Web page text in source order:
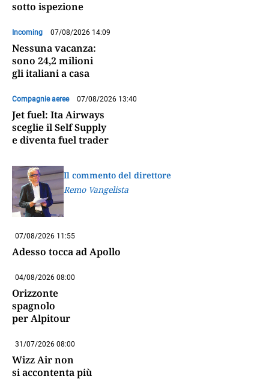
sotto ispezione
Incoming 07/08/2026 14:09
Nessuna vacanza:
sono 24,2 milioni
gli italiani a casa
Compagnie aeree 07/08/2026 13:40
Jet fuel: Ita Airways
sceglie il Self Supply
e diventa fuel trader
Il commento del direttore
Remo Vangelista
07/08/2026 11:55
Adesso tocca ad Apollo
04/08/2026 08:00
Orizzonte
spagnolo
per Alpitour
31/07/2026 08:00
Wizz Air non
si accontenta più